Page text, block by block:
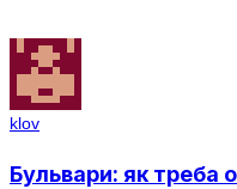
klov
Бульвари: як треба